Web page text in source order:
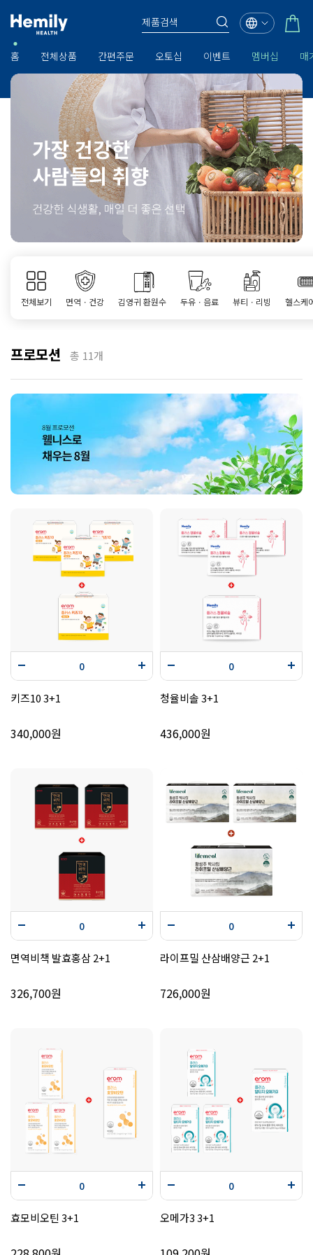
홈 전체상품 간편주문 오토십 이벤트 멤버십 매
전체보기 면역ㆍ건강 김영귀 환원수 두유ㆍ음료 뷰티ㆍ리빙 헬스케
프로모션 총 11개
키즈10 3+1
340,000원
청율비솔 3+1
436,000원
면역비책 발효홍삼 2+1
326,700원
라이프밀 산삼배양근 2+1
726,000원
효모비오틴 3+1 오메가3 3+1